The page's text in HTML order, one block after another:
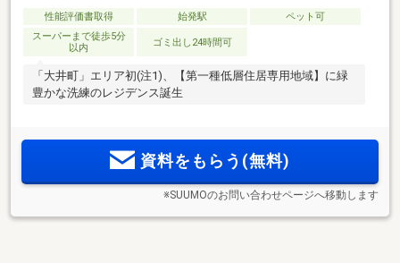
性能評価書取得 始発駅
ペット可
スーパーまで徒歩5分
以内
ゴミ出し24時間可
「大井町」エリア初(注1)、【第一種低層住居専用地域】に緑
豊かな洗練のレジデンス誕生
資料をもらう(無料)
※SUUMOのお問い合わせページへ移動します